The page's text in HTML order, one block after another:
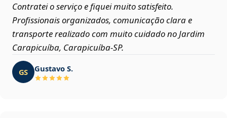
Contratei o serviço e fiquei muito satisfeito.
Profissionais organizados, comunicação clara e
transporte realizado com muito cuidado no Jardim
Carapicuíba, Carapicuíba‑SP.
GS Gustavo S.